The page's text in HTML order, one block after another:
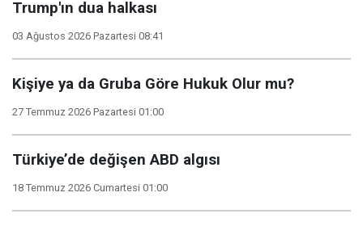
Trump'ın dua halkası
03 Ağustos 2026 Pazartesi 08:41
Kişiye ya da Gruba Göre Hukuk Olur mu?
27 Temmuz 2026 Pazartesi 01:00
Türkiye’de değişen ABD algısı
18 Temmuz 2026 Cumartesi 01:00